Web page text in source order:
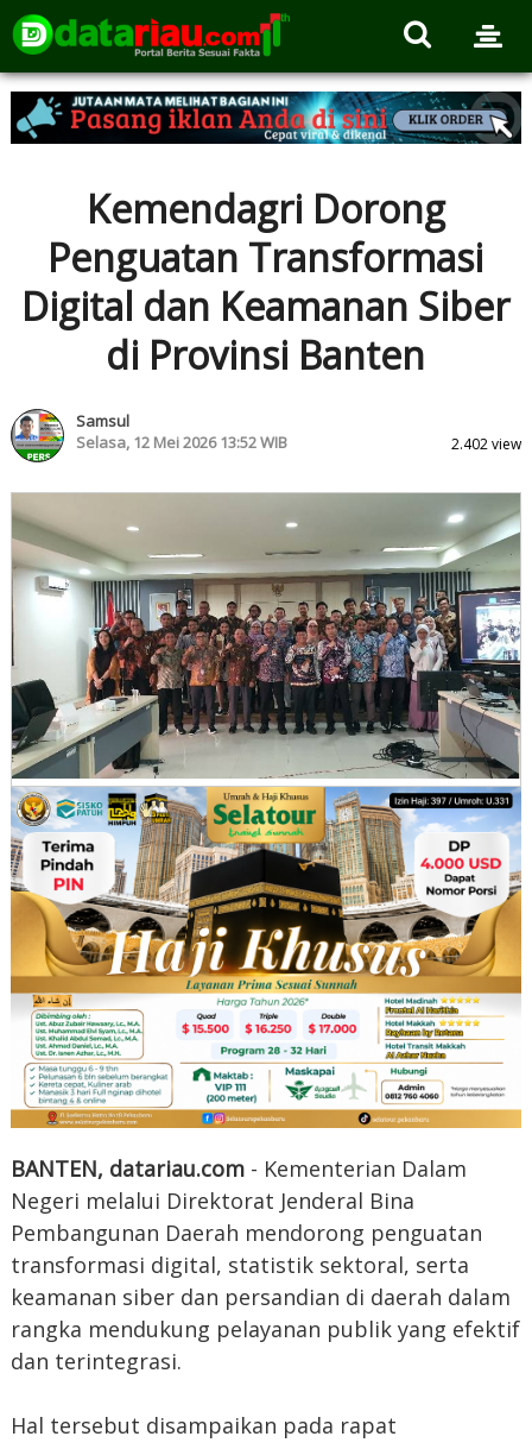
Kemendagri Dorong
Penguatan Transformasi
Digital dan Keamanan Siber
di Provinsi Banten
Samsul
Selasa, 12 Mei 2026 13:52 WIB
2.402 view
BANTEN, datariau.com- Kementerian Dalam
Negeri melalui Direktorat Jenderal Bina
Pembangunan Daerah mendorong penguatan
transformasi digital, statistik sektoral, serta
keamanan siber dan persandian di daerah dalam
rangka mendukung pelayanan publik yang efektif
dan terintegrasi.
Hal tersebut disampaikan pada rapat